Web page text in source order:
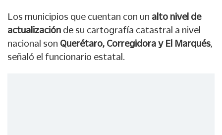
Los municipios que cuentan con un alto nivel de
actualización de su cartografía catastral a nivel
nacional son Querétaro, Corregidora y El Marqués,
señaló el funcionario estatal.